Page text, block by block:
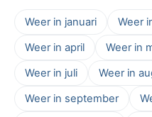
Weer in januari Weer
Weer in april
Weer in
Weer in juli
Weer in
Weer in september